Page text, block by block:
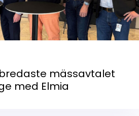
mässavtalet
med Elmia